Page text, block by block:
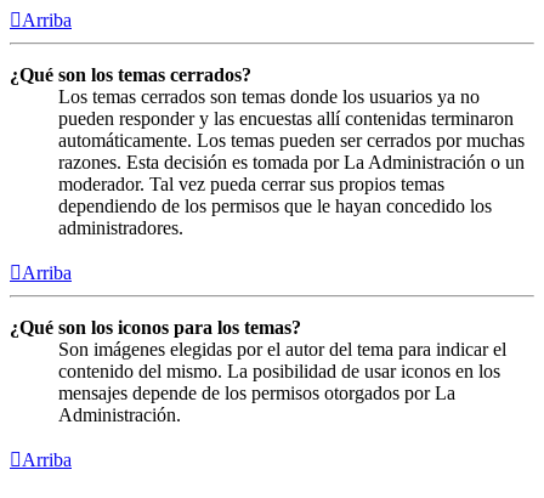
Arriba
¿Qué son los temas cerrados?
Los temas cerrados son temas donde los usuarios ya no
pueden responder y las encuestas allí contenidas terminaron
automáticamente. Los temas pueden ser cerrados por muchas
razones. Esta decisión es tomada por La Administración o un
moderador. Tal vez pueda cerrar sus propios temas
dependiendo de los permisos que le hayan concedido los
administradores.
Arriba
¿Qué son los iconos para los temas?
Son imágenes elegidas por el autor del tema para indicar el
contenido del mismo. La posibilidad de usar iconos en los
mensajes depende de los permisos otorgados por La
Administración.
Arriba